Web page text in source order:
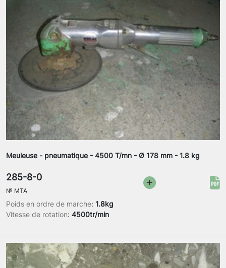
Meuleuse - pneumatique - 4500 T/mn - Ø 178 mm - 1.8 kg
Poids en ordre de marche: 1.8kg
Vitesse de rotation: 4500tr/min
285-8-0
№ MTA